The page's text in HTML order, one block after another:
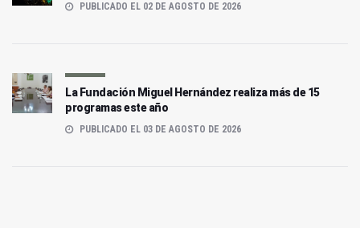
PUBLICADO EL 02 DE AGOSTO DE 2026
La Fundación Miguel Hernández realiza más de 15
programas este año
PUBLICADO EL 03 DE AGOSTO DE 2026